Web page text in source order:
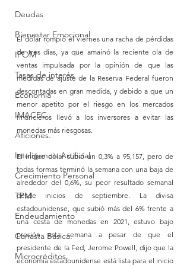
Deudas
Bienestar Emocional
IPOM
Tasas de interés
Economia
IMACEC
Aficiones.
Inteligencia Artificial
Crecimiento Personal
TPM
Endeudamiento
Canasta Básica.
Microcréditos.
El dólar rompió el viernes una racha de pérdidas
de tres días, ya que amainó la reciente ola de
ventas impulsada por la opinión de que las
medidas de ajuste de la Reserva Federal fueron
descontadas en gran medida, y debido a que un
menor apetito por el riesgo en los mercados
financieros llevó a los inversores a evitar las
monedas más riesgosas.
El índice dólar subió un 0,3% a 95,157, pero de
todas formas terminó la semana con una baja de
alrededor del 0,6%, su peor resultado semanal
desde inicios de septiembre. La divisa
estadounidense, que subió más del 6% frente a
una cesta de monedas en 2021, estuvo bajo
presión esta semana a pesar de que el
presidente de la Fed, Jerome Powell, dijo que la
economía estadounidense está lista para el inicio